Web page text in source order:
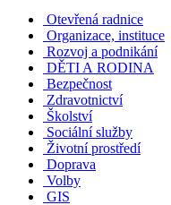
Otevřená radnice
Organizace, instituce
Rozvoj a podnikání
DĚTI A RODINA
Bezpečnost
Zdravotnictví
Školství
Sociální služby
Životní prostředí
Doprava
Volby
GIS